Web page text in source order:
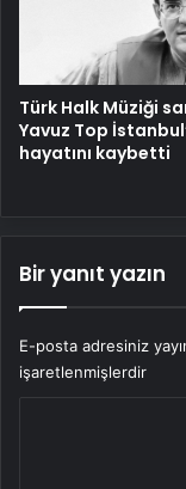
Türk Halk Müziği
Yavuz Top
hayatını kaybetti
Bir yanıt yazın
E-posta adresiniz
işaretlenmişlerdir